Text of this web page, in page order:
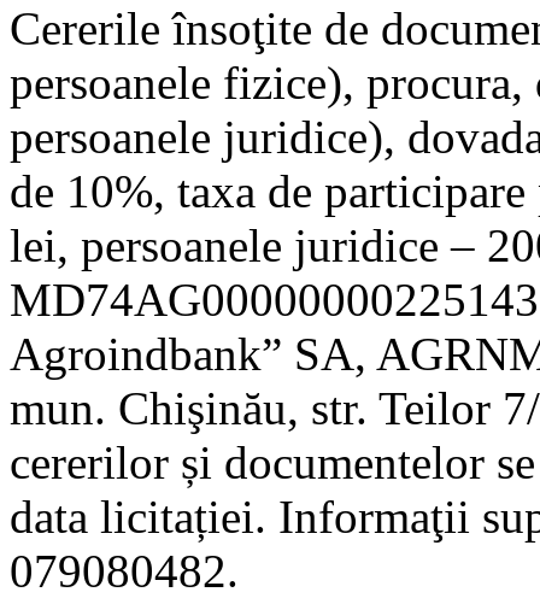
Cererile însoţite de
persoanele fizice),
persoanele juridice),
de 10%, taxa de
lei, persoanele juridice –
Agroindbank” SA,
mun. Chişinău, str. Teilor
cererilor și documentelor
data licitației. Informaţii
079080482.